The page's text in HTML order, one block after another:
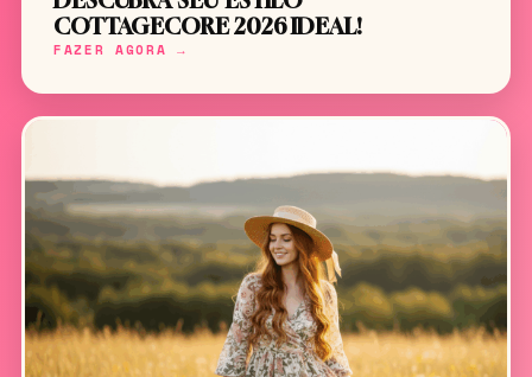
COTTAGECORE 2026 IDEAL!
FAZER AGORA →